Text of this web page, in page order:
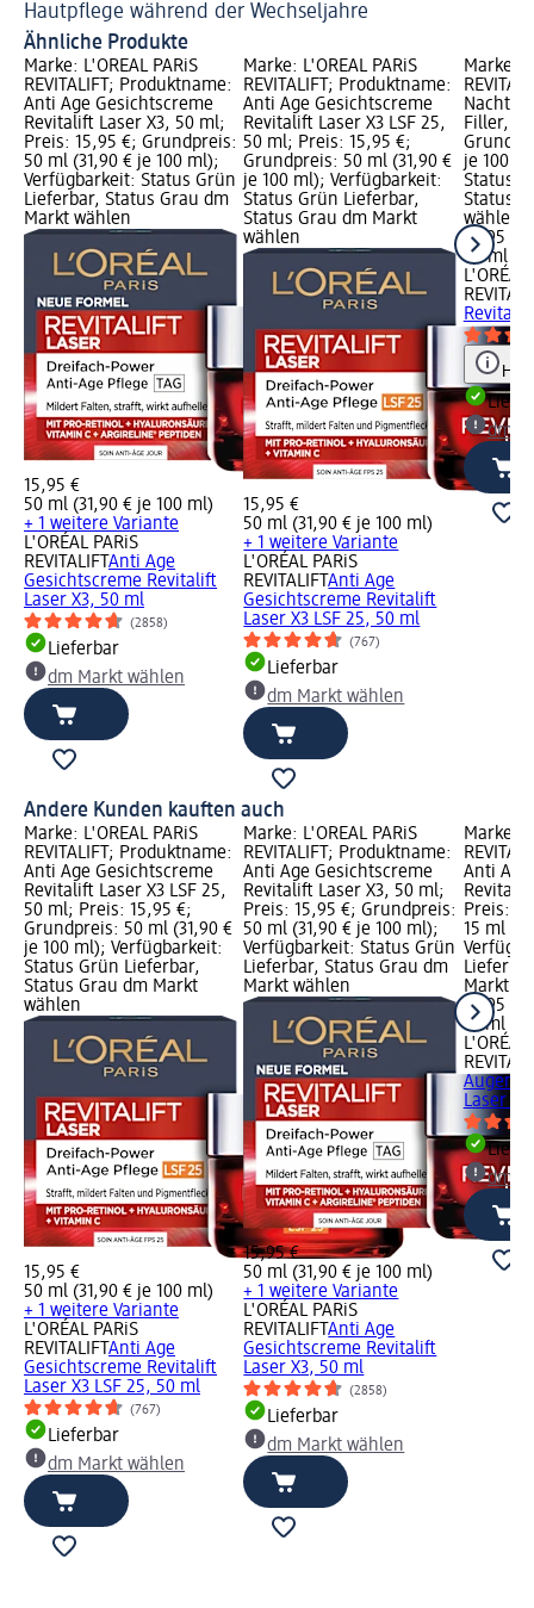
Hautpflege während der Wechseljahre
Ähnliche Produkte
Marke: L'ORÉAL PARiS
REVITALIFT; Produktname:
Anti Age Gesichtscreme
Revitalift Laser X3, 50 ml;
Preis: 15,95 €; Grundpreis:
50 ml (31,90 € je 100 ml);
Verfügbarkeit: Status Grün
Lieferbar, Status Grau dm
Markt wählen
15,95 €
50 ml (31,90 € je 100 ml)
+ 1 weitere Variante
L'ORÉAL PARiS
REVITALIFTAnti Age
Gesichtscreme Revitalift
Laser X3, 50 ml
(2858)
Lieferbar
dm Markt wählen
Marke: L'ORÉAL PARiS
REVITALIFT; Produktname:
Anti Age Gesichtscreme
Revitalift Laser X3 LSF 25,
50 ml; Preis: 15,95 €;
Grundpreis: 50 ml (31,90 €
je 100 ml); Verfügbarkeit:
Status Grün Lieferbar,
Status Grau dm Markt
wählen
15,95 €
50 ml (31,90 € je 100 ml)
+ 1 weitere Variante
L'ORÉAL PARiS
REVITALIFTAnti Age
Gesichtscreme Revitalift
Laser X3 LSF 25, 50 ml
(767)
Lieferbar
dm Markt wählen
Marke:
Filler,
je 100
Status
Status
wählen
19,95 €
50 ml
L'ORÉAL
dm
Andere Kunden kauften auch
Marke: L'ORÉAL PARiS
REVITALIFT; Produktname:
Anti Age Gesichtscreme
Revitalift Laser X3 LSF 25,
50 ml; Preis: 15,95 €;
Grundpreis: 50 ml (31,90 €
je 100 ml); Verfügbarkeit:
Status Grün Lieferbar,
Status Grau dm Markt
wählen
15,95 €
50 ml (31,90 € je 100 ml)
+ 1 weitere Variante
L'ORÉAL PARiS
REVITALIFTAnti Age
Gesichtscreme Revitalift
Laser X3 LSF 25, 50 ml
(767)
Lieferbar
dm Markt wählen
Marke: L'ORÉAL PARiS
REVITALIFT; Produktname:
Anti Age Gesichtscreme
Revitalift Laser X3, 50 ml;
Preis: 15,95 €; Grundpreis:
50 ml (31,90 € je 100 ml);
Verfügbarkeit: Status Grün
Lieferbar, Status Grau dm
Markt wählen
15,95 €
50 ml (31,90 € je 100 ml)
+ 1 weitere Variante
L'ORÉAL PARiS
REVITALIFTAnti Age
Gesichtscreme Revitalift
Laser X3, 50 ml
(2858)
Lieferbar
dm Markt wählen
Marke:
Anti
Preis:
15 ml
Markt
19,95 €
15 ml
L'ORÉAL
Laser
dm